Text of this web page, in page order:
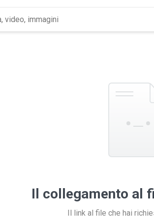
Il collegamento al
Il link al file che hai